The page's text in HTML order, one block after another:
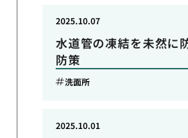
水道管の凍結を未然に
防策
2025.10.07
洗面所
2025.10.01